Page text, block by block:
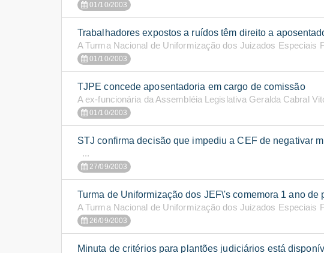
01/10/2003
Trabalhadores expostos a ruídos têm direito a
A Turma Nacional de Uniformização dos Juizados Especiais
01/10/2003
TJPE concede aposentadoria em cargo de comissão
A ex-funcionária da Assembléia Legislativa Geralda Cabral
01/10/2003
STJ confirma decisão que impediu a CEF de negativar
...
27/09/2003
Turma de Uniformização dos JEF\'s comemora 1 ano de
A Turma Nacional de Uniformização dos Juizados Especiais
26/09/2003
Minuta de critérios para plantões judiciários está